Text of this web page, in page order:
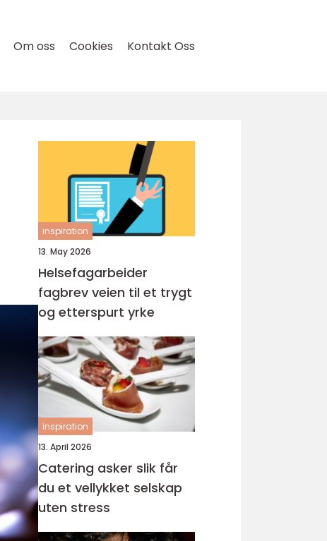
Om oss Cookies Kontakt Oss
inspiration
13. May 2026
Helsefagarbeider
fagbrev veien til et trygt
og etterspurt yrke
inspiration
13. April 2026
Catering asker slik får
du et vellykket selskap
uten stress